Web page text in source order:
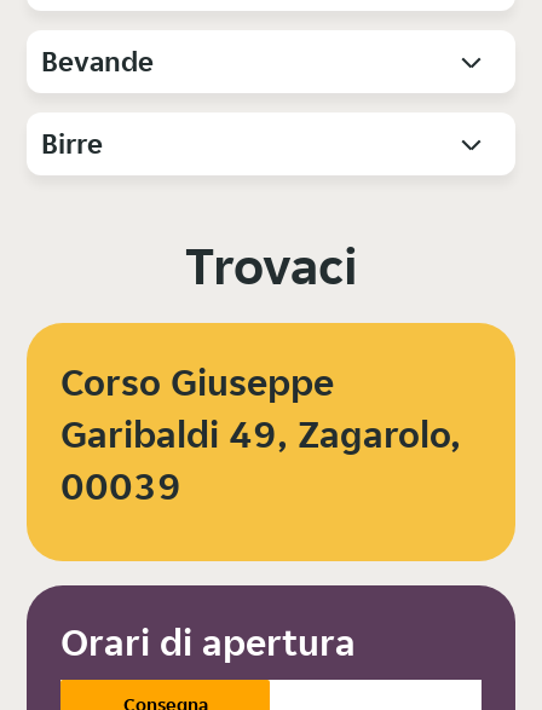
Bevande
Birre
Trovaci
Corso Giuseppe
Garibaldi 49, Zagarolo,
00039
Orari di apertura
Consegna